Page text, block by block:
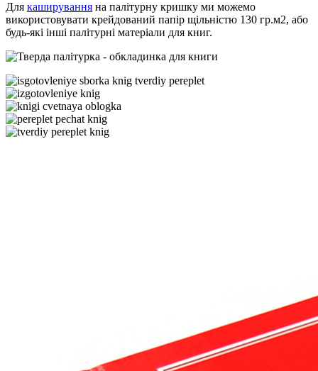
Для каширування на палітурну кришку ми можемо
використовувати крейдований папір щільністю 130 гр.м2, або
будь-які інші палітурні матеріали для книг.